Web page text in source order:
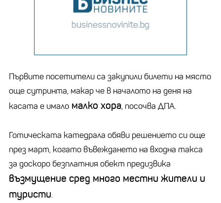
Първите посетители са закупили билети на място
още сутринта, макар че в началото на деня на
касата е имало малко хора, посочва ДПА.
Готическата катедрала обяви решението си още
през март, когато въвеждането на входна такса
за доскоро безплатния обект предизвика
възмущение сред много местни жители и
туристи.